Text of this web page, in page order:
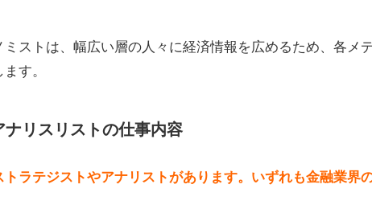
ストは、幅広い層の人々に経済情報を広めるため、各メ
す。
ナリスリストの仕事内容
ラテジストやアナリストがあります。いずれも金融業界